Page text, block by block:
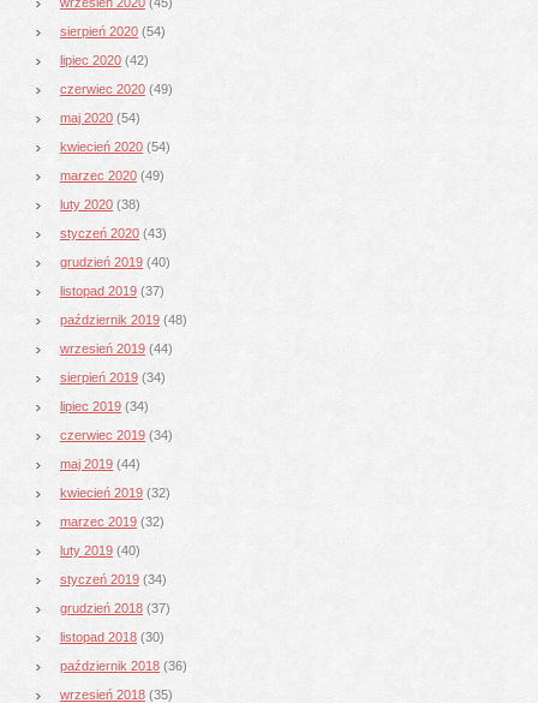
sierpień 2020 (54)
lipiec 2020 (42)
czerwiec 2020 (49)
maj 2020 (54)
kwiecień 2020 (54)
marzec 2020 (49)
luty 2020 (38)
styczeń 2020 (43)
grudzień 2019 (40)
listopad 2019 (37)
październik 2019 (48)
wrzesień 2019 (44)
sierpień 2019 (34)
lipiec 2019 (34)
czerwiec 2019 (34)
maj 2019 (44)
kwiecień 2019 (32)
marzec 2019 (32)
luty 2019 (40)
styczeń 2019 (34)
grudzień 2018 (37)
listopad 2018 (30)
październik 2018 (36)
wrzesień 2018 (35)